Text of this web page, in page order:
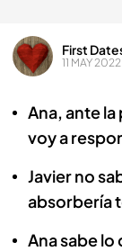
First
11 MAY
Ana, ante
voy a
Javier no
absorbería
Ana sabe lo